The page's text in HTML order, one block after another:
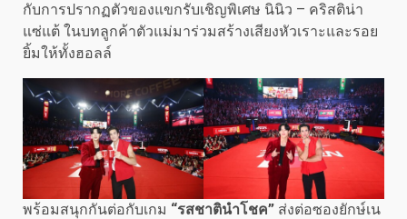
กับการปรากฏตัวของแขกรับเชิญพิเศษ นินิว – คริสติน่า
แซ่แต้ ในบทลูกค้าตัวแม่มาร่วมสร้างเสียงหัวเราะและรอย
ยิ้มให้ทั้งฮอลล์
พร้อมสนุกกันต่อกับเกม “รสชาตินำโชค” ส่งต่อซองยักษ์เน